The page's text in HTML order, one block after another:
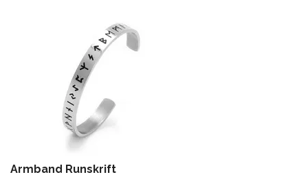
Armband Runskrift